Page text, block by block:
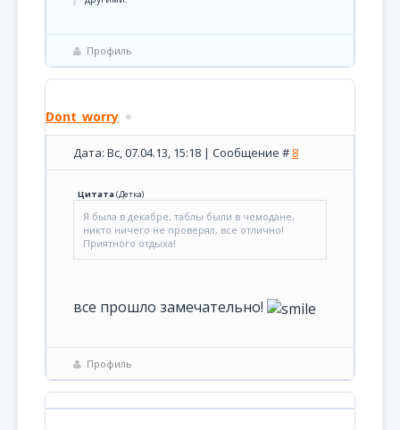
Профиль
Dont_worry
Дата: Вс, 07.04.13, 15:18 | Сообщение # 8
Цитата(Детка)
Я была в декабре, таблы были в чемодане,
никто ничего не проверял, все отлично!
Приятного отдыха!
все прошло замечательно!
Профиль